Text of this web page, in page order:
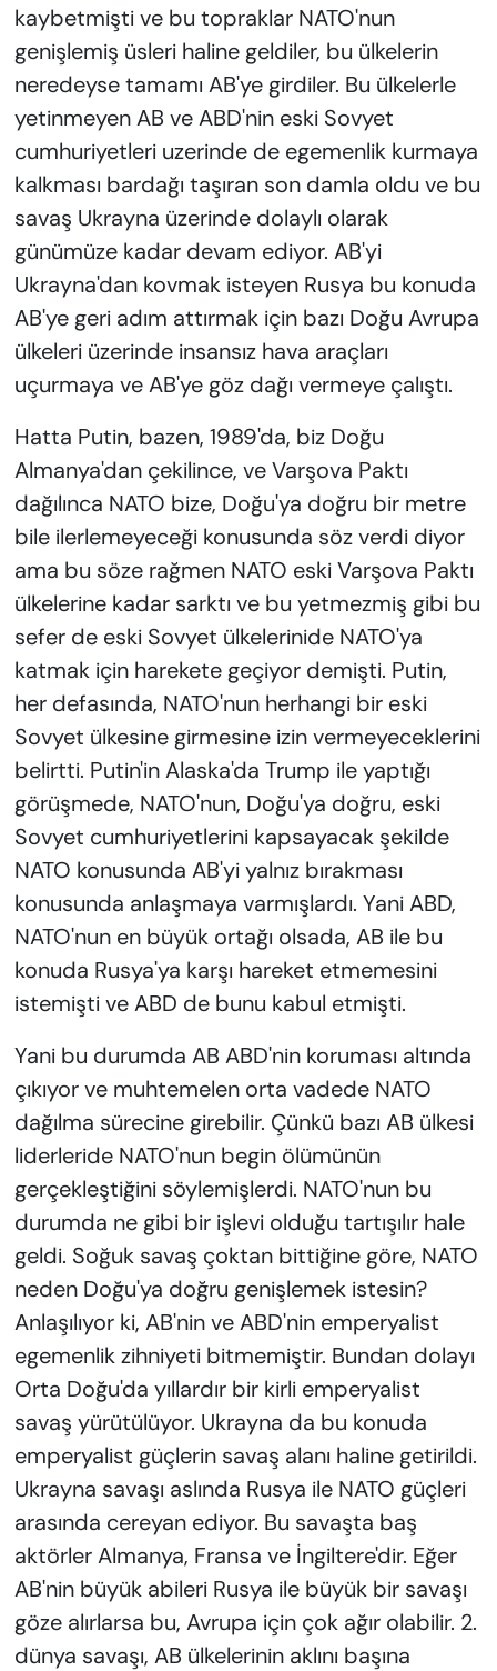
kaybetmişti ve bu topraklar NATO'nun
genişlemiş üsleri haline geldiler, bu ülkelerin
neredeyse tamamı AB'ye girdiler. Bu ülkelerle
yetinmeyen AB ve ABD'nin eski Sovyet
cumhuriyetleri uzerinde de egemenlik kurmaya
kalkması bardağı taşıran son damla oldu ve bu
savaş Ukrayna üzerinde dolaylı olarak
günümüze kadar devam ediyor. AB'yi
Ukrayna'dan kovmak isteyen Rusya bu konuda
AB'ye geri adım attırmak için bazı Doğu Avrupa
ülkeleri üzerinde insansız hava araçları
uçurmaya ve AB'ye göz dağı vermeye çalıştı.
Hatta Putin, bazen, 1989'da, biz Doğu
Almanya'dan çekilince, ve Varşova Paktı
dağılınca NATO bize, Doğu'ya doğru bir metre
bile ilerlemeyeceği konusunda söz verdi diyor
ama bu söze rağmen NATO eski Varşova Paktı
ülkelerine kadar sarktı ve bu yetmezmiş gibi bu
sefer de eski Sovyet ülkelerinide NATO'ya
katmak için harekete geçiyor demişti. Putin,
her defasında, NATO'nun herhangi bir eski
Sovyet ülkesine girmesine izin vermeyeceklerini
belirtti. Putin'in Alaska'da Trump ile yaptığı
görüşmede, NATO'nun, Doğu'ya doğru, eski
Sovyet cumhuriyetlerini kapsayacak şekilde
NATO konusunda AB'yi yalnız bırakması
konusunda anlaşmaya varmışlardı. Yani ABD,
NATO'nun en büyük ortağı olsada, AB ile bu
konuda Rusya'ya karşı hareket etmemesini
istemişti ve ABD de bunu kabul etmişti.
Yani bu durumda AB ABD'nin koruması altında
çıkıyor ve muhtemelen orta vadede NATO
dağılma sürecine girebilir. Çünkü bazı AB ülkesi
liderleride NATO'nun begin ölümünün
gerçekleştiğini söylemişlerdi. NATO'nun bu
durumda ne gibi bir işlevi olduğu tartışılır hale
geldi. Soğuk savaş çoktan bittiğine göre, NATO
neden Doğu'ya doğru genişlemek istesin?
Anlaşılıyor ki, AB'nin ve ABD'nin emperyalist
egemenlik zihniyeti bitmemiştir. Bundan dolayı
Orta Doğu'da yıllardır bir kirli emperyalist
savaş yürütülüyor. Ukrayna da bu konuda
emperyalist güçlerin savaş alanı haline getirildi.
Ukrayna savaşı aslında Rusya ile NATO güçleri
arasında cereyan ediyor. Bu savaşta baş
aktörler Almanya, Fransa ve İngiltere'dir. Eğer
AB'nin büyük abileri Rusya ile büyük bir savaşı
göze alırlarsa bu, Avrupa için çok ağır olabilir. 2.
dünya savaşı, AB ülkelerinin aklını başına